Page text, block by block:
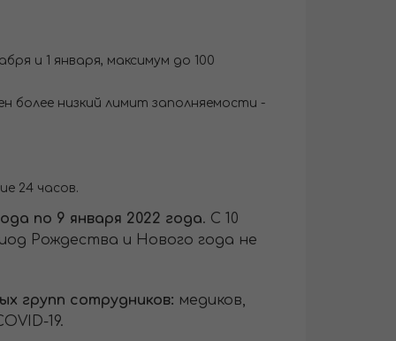
и 1 января, максимум до 100
более низкий лимит заполняемости -
24 часов.
по 9 января 2022 года. С 10
Рождества и Нового года не
групп сотрудников: медиков,
19.